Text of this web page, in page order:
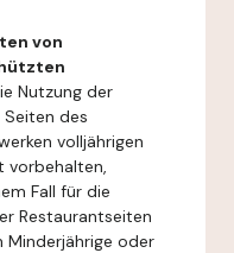
von
Nutzung der
des
volljährigen
vorbehalten,
Fall für die
Restaurantseiten
Minderjährige oder